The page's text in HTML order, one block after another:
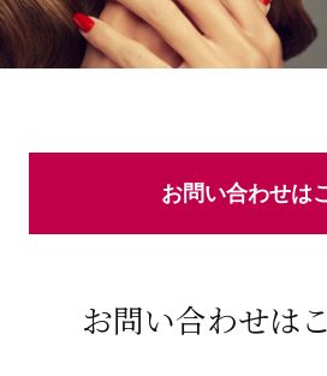
お問い合わせは
お問い合わせは